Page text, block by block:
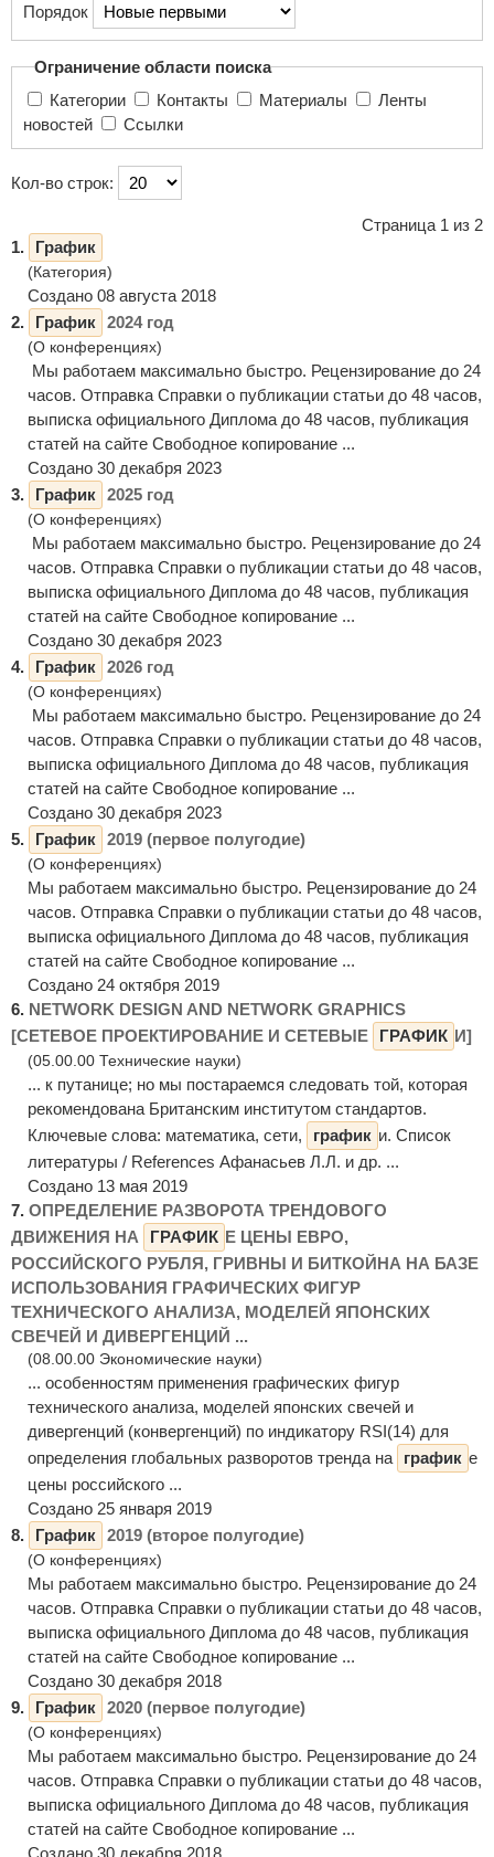
Порядок
Ограничение области поиска
Категории
Контакты Материалы
новостей
Ссылки
Кол-во строк:
Страница 1 из 2
1.
График
(Категория)
Создано 08 августа 2018
2.
График 2024 год
(О конференциях)
Мы работаем максимально быстро. Рецензирование до 24
часов. Отправка Справки о публикации статьи до 48 часов,
выписка официального Диплома до 48 часов, публикация
статей на сайте Свободное копирование ...
Создано 30 декабря 2023
3.
График 2025 год
(О конференциях)
Мы работаем максимально быстро. Рецензирование до 24
часов. Отправка Справки о публикации статьи до 48 часов,
выписка официального Диплома до 48 часов, публикация
статей на сайте Свободное копирование ...
Создано 30 декабря 2023
4.
График 2026 год
(О конференциях)
Мы работаем максимально быстро. Рецензирование до 24
часов. Отправка Справки о публикации статьи до 48 часов,
выписка официального Диплома до 48 часов, публикация
статей на сайте Свободное копирование ...
Создано 30 декабря 2023
5.
График 2019 (первое полугодие)
(О конференциях)
Мы работаем максимально быстро. Рецензирование до 24
часов. Отправка Справки о публикации статьи до 48 часов,
выписка официального Диплома до 48 часов, публикация
статей на сайте Свободное копирование ...
Создано 24 октября 2019
6. NETWORK DESIGN AND NETWORK GRAPHICS
[СЕТЕВОЕ ПРОЕКТИРОВАНИЕ И СЕТЕВЫЕ
ГРАФИК И]
(05.00.00 Технические науки)
... к путанице; но мы постараемся следовать той, которая
рекомендована Британским институтом стандартов.
Ключевые слова: математика, сети,
график и. Список
литературы / References Афанасьев Л.Л. и др. ...
Создано 13 мая 2019
7. ОПРЕДЕЛЕНИЕ РАЗВОРОТА ТРЕНДОВОГО
ДВИЖЕНИЯ НА
ГРАФИК Е ЦЕНЫ ЕВРО,
РОССИЙСКОГО РУБЛЯ, ГРИВНЫ И БИТКОЙНА НА БАЗЕ
ИСПОЛЬЗОВАНИЯ ГРАФИЧЕСКИХ ФИГУР
ТЕХНИЧЕСКОГО АНАЛИЗА, МОДЕЛЕЙ ЯПОНСКИХ
СВЕЧЕЙ И ДИВЕРГЕНЦИЙ ...
(08.00.00 Экономические науки)
... особенностям применения графических фигур
технического анализа, моделей японских свечей и
дивергенций (конвергенций) по индикатору RSI(14) для
определения глобальных разворотов тренда на
график е
цены российского ...
Создано 25 января 2019
8.
График 2019 (второе полугодие)
(О конференциях)
Мы работаем максимально быстро. Рецензирование до 24
часов. Отправка Справки о публикации статьи до 48 часов,
выписка официального Диплома до 48 часов, публикация
статей на сайте Свободное копирование ...
Создано 30 декабря 2018
9.
График 2020 (первое полугодие)
(О конференциях)
Мы работаем максимально быстро. Рецензирование до 24
часов. Отправка Справки о публикации статьи до 48 часов,
выписка официального Диплома до 48 часов, публикация
статей на сайте Свободное копирование ...
Создано 30 декабря 2018